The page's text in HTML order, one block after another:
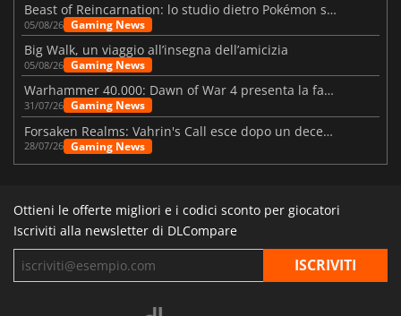
Beast of Reincarnation: lo studio dietro Pokémon su una nuova strada
05/08/26 Gaming News
Big Walk, un viaggio all’insegna dell’amicizia
05/08/26 Gaming News
Warhammer 40.000: Dawn of War 4 presenta la fazione dei Necron
31/07/26 Gaming News
Forsaken Realms: Vahrin's Call esce dopo un decennio di sviluppo
28/07/26 Gaming News
Ottieni le offerte migliori e i codici sconto per giocatori
Iscriviti alla newsletter di DLCompare